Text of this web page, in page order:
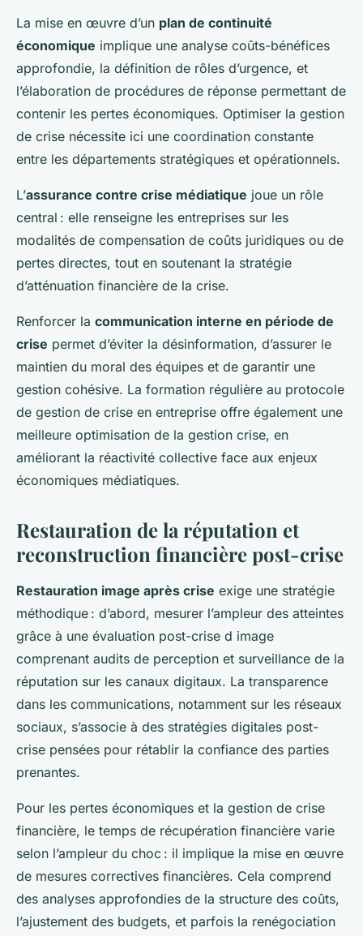
La mise en œuvre d’un plan de continuité
économique implique une analyse coûts-bénéfices
approfondie, la définition de rôles d’urgence, et
l’élaboration de procédures de réponse permettant de
contenir les pertes économiques. Optimiser la gestion
de crise nécessite ici une coordination constante
entre les départements stratégiques et opérationnels.
L’assurance contre crise médiatique joue un rôle
central : elle renseigne les entreprises sur les
modalités de compensation de coûts juridiques ou de
pertes directes, tout en soutenant la stratégie
d’atténuation financière de la crise.
Renforcer la communication interne en période de
crise permet d’éviter la désinformation, d’assurer le
maintien du moral des équipes et de garantir une
gestion cohésive. La formation régulière au protocole
de gestion de crise en entreprise offre également une
meilleure optimisation de la gestion crise, en
améliorant la réactivité collective face aux enjeux
économiques médiatiques.
Restauration de la réputation et
reconstruction financière post-crise
Restauration image après crise exige une stratégie
méthodique : d’abord, mesurer l’ampleur des atteintes
grâce à une évaluation post-crise d image
comprenant audits de perception et surveillance de la
réputation sur les canaux digitaux. La transparence
dans les communications, notamment sur les réseaux
sociaux, s’associe à des stratégies digitales post-
crise pensées pour rétablir la confiance des parties
prenantes.
Pour les pertes économiques et la gestion de crise
financière, le temps de récupération financière varie
selon l’ampleur du choc : il implique la mise en œuvre
de mesures correctives financières. Cela comprend
des analyses approfondies de la structure des coûts,
l’ajustement des budgets, et parfois la renégociation